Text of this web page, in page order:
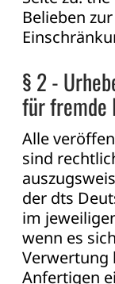
Belieben
§ 2 -
für fremde
Alle
sind
der dts
im
wenn es
Verwertung
Anfertigen